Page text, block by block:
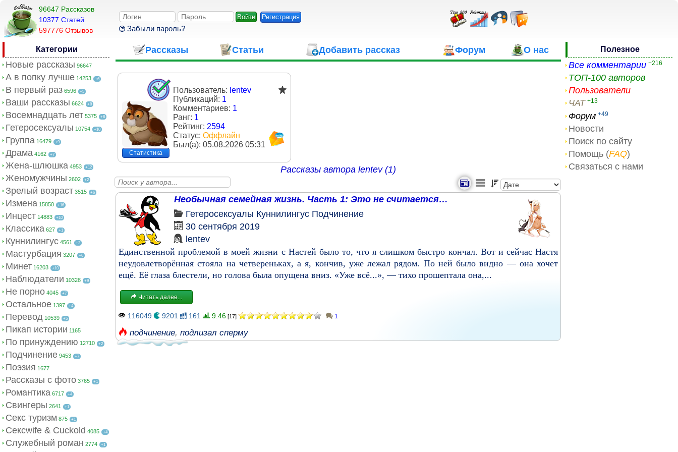
96647 Рассказов
10377 Cтатей
597776 Отзывов
Регистрация
Забыли пароль?
Категории
Новые рассказы 96647
А в попку лучше 14253 +6
В первый раз 6596 +5
Ваши рассказы 6624 +8
Восемнадцать лет 5375 +8
Гетеросексуалы 10754 +10
Группа 16479 +9
Драма 4162 +7
Жена-шлюшка 4953 +12
Женомужчины 2602 +2
Зрелый возраст 3515 +6
Измена 15850 +16
Инцест 14883 +10
Классика 627 +1
Куннилингус 4561 +2
Мастурбация 3207 +6
Минет 16203 +10
Наблюдатели 10328 +9
Не порно 4045 +7
Остальное 1397 +4
Перевод 10539 +5
Пикап истории 1165
По принуждению 12710 +2
Подчинение 9453 +7
Поэзия 1677
Рассказы с фото 3765 +1
Романтика 6717 +4
Свингеры 2641 +1
Секс туризм 875 +1
Сексwife & Cuckold 4085 +4
Служебный роман 2774 +1
Рассказы Статьи Добавить рассказ Форум О нас
Статистика
Пользователь: lentev
Публикаций: 1
Комментариев: 1
Ранг: 1
Рейтинг: 2594
Статус: Оффлайн
Был(a): 05.08.2026 05:31
Рассказы автора lentev (1)
Необычная семейная жизнь. Часть 1: Это не считается…
Гетеросексуалы Куннилингус Подчинение
30 сентября 2019
lentev
Единственной проблемой в моей жизни с Настей было то, что я слишком быстро кончал. Вот и сейчас Настя
неудовлетворённая стояла на четвереньках, а я, кончив, уже лежал рядом. По ней было видно — она хочет
ещё. Её глаза блестели, но голова была опущена вниз. «Уже всё...», — тихо прошептала она,...
Читать далее...
116049 9201 161 9.46 [17] 1
подчинение, подлизал сперму
Полезное
Все комментарии +216
ТОП-100 авторов
Пользователи
ЧАТ +13
Форум +49
Новости
Поиск по сайту
Помощь (FAQ)
Связаться с нами